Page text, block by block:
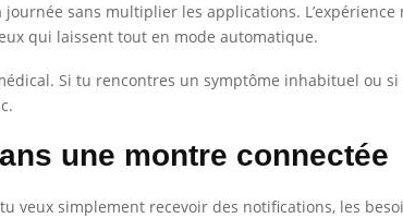
sans multiplier les applications. L’expérience
qui laissent tout en mode automatique.
Si tu rencontres un symptôme inhabituel ou si
une montre connectée
veux simplement recevoir des notifications, les